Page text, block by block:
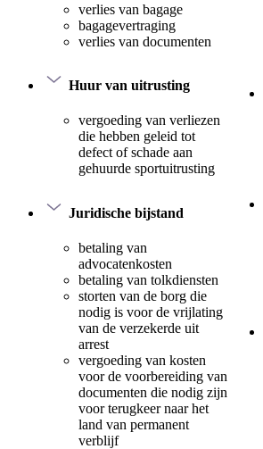
verlies van bagage
bagagevertraging
verlies van documenten
Huur van uitrusting
vergoeding van verliezen
die hebben geleid tot
defect of schade aan
gehuurde sportuitrusting
Juridische bijstand
betaling van
advocatenkosten
betaling van tolkdiensten
storten van de borg die
nodig is voor de vrijlating
van de verzekerde uit
arrest
vergoeding van kosten
voor de voorbereiding van
documenten die nodig zijn
voor terugkeer naar het
land van permanent
verblijf